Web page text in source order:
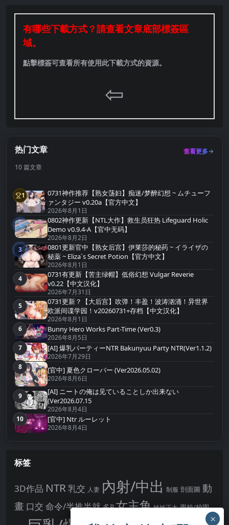
有哪些下載方式？請查看文章底部標簽區
域。
點擊標簽可查看所有使用此下載方式的資源。
⇦
热门文章
查看更多
10 篇文章
第1名
1
0731神作推荐【熟女荡妇】痴迷/梦醉幻想 ~ ムチューフ
ァンタジー v0.20a【官方中文】
2026年8月1日
第2名
2
0802神作更新【NTL大作】救生员狂热 Lifeguard Holic
Demo v0.9.4-A【官中无码】
2026年8月2日
第3名
3
0801更新官中【熟女后宫】伊莱莎的秘药 ~ イライザの
秘薬 ~ Eliza`s Secret Potion【官方中文】
2026年8月1日
第4名
4
0731有更新【苦主绿帽】低俗幻想 Vulgar Reverie
v0.22【中文汉化】
2026年7月31日
第5名
5
0731更新？【大后宫】吹弹！丰盈！波涛汹涌！异世界
欧派间谍学园！v20260731+存档【中文汉化】
2026年8月1日
第6名
6 Bunny Hero Works Part-Time (Ver0.3)
2026年8月5日
第7名
7 [AI] 爆乳パーティーNTR Bakunyuu Party NTR(Ver1.1.2)
2026年7月29日
第8名
8 [官中] 夏色クローバー (Ver2026.05.02)
2026年8月6日
第9名
9
[AI] ニートの俺は见ていることしか出来ない
(Ver2026.07.15
2026年8月4日
第10名
10 [官中] Ntr ルーレット
2026年8月4日
标签
3D作品 NTR乳交 人妻 內射/中出 制服 剖面圖 動
畫 口交 命令/半推半就 多P 女主角 姊姊正太 學校/校園